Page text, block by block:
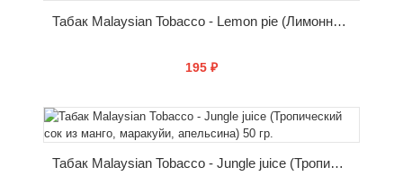
Табак Malaysian Tobacco - Lemon pie (Лимонный пирог) 50 гр.
195 ₽
КУПИТЬ
Табак Malaysian Tobacco - Jungle juice (Тропический сок из манго, маракуйи, апельсина) 50 гр.